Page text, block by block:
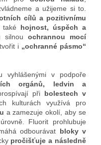
a užijeme si to.
cílů a pozitivnímu
také hojnost, úspěch a
silnou ochrannou mocí
i„ochranné pásmo“
vyhlášenými v podpoře
orgánů, ledvin a
při bolestech v
kulturách využívá pro
a zamezuje okolí, aby se
Fluorit prohlubuje
odbourávat bloky v
pročišťuje a následně